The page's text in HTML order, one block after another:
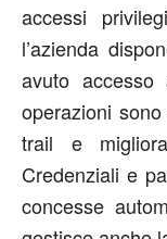
accessi
l’azienda
avuto
operazioni
trail e
Credenziali e
concesse